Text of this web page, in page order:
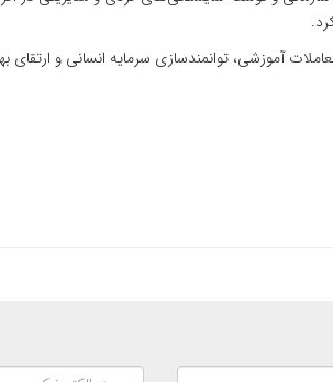
آموزشی، توانمندسازی سرمایه انسانی و ارتقای